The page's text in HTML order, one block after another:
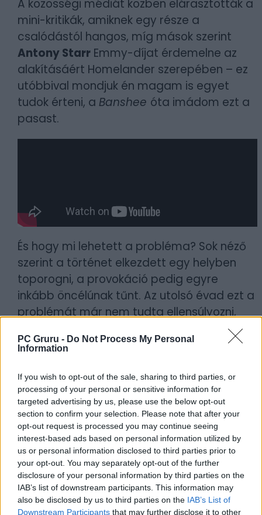
PC Gruru - Do Not Process My Personal
Information
If you wish to opt-out of the sale, sharing to third parties, or
processing of your personal or sensitive information for
targeted advertising by us, please use the below opt-out
section to confirm your selection. Please note that after your
opt-out request is processed you may continue seeing
interest-based ads based on personal information utilized by
us or personal information disclosed to third parties prior to
your opt-out. You may separately opt-out of the further
disclosure of your personal information by third parties on the
IAB’s list of downstream participants. This information may
also be disclosed by us to third parties on the IAB’s List of
Downstream Participants that may further disclose it to other
A közösségi médiát közben elárasztották a
mini-kritikák, amiknek egy része a
csalódástól hangos, míg mások szerint
Antony Starr Emmy-díjat érdemelne az
alakításáért Homelander szerepében – ez
utóbbival mondjuk én magam is egyet
tudok érteni, a Banshee óta imádom ezt a
pasast.
És hogy mi lehetett a probléma? Sok néző
szerint a történet elkezdett egy helyben
toporogni, a provokáció pedig egyre
inkább öncélúnak tűnt. Az utolsó évad ezt a
problémát már nem tudta ellensúlyozni,
hiába maradt látványos, sokak számára
csalódást keltett, mert nem adott igazán
a frissességet, ami az elején kiemelte a
sorozatot. Többen aTrónok harcához
hasonlítgatják ezt a befejezést, míg mások
szerint márpedig akkor is korrekt módon
búcsúztatták Billy Butchert és bandáját. Ti
mit gondoltok?
Borítókép forrása: Prime Video